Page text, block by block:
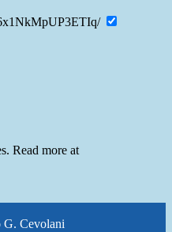
Read more at
G. Cevolani